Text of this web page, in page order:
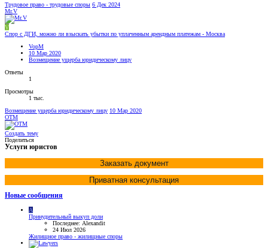
Трудовое право - трудовые споры 6 Дек 2024
Mr.V
V
Спор с ДГИ, можно ли взыскать убытки по уплаченным арендным платежам - Москва
VopM
10 Мар 2020
Возмещение ущерба юридическому лицу
Ответы
1
Просмотры
1 тыс.
Возмещение ущерба юридическому лицу 10 Мар 2020
OTM
Создать тему
Поделиться
Услуги юристов
Заказать документ
Приватная консультация
Новые сообщения
A
Принудительный выкуп доли
Последнее: Alexandit
24 Июл 2026
Жилищное право - жилищные споры